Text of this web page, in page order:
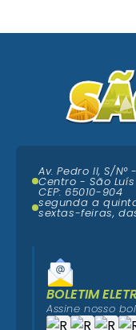
Av. Pedro II, S/
Centro - São Luís
CEP: 65010-904
segunda a
sextas-feiras,
BOLETIM
Assine nosso